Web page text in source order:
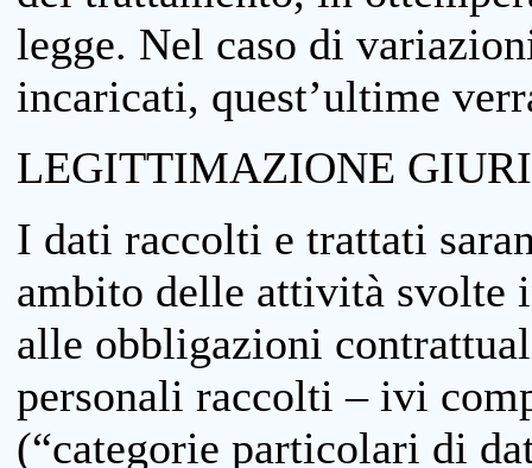
legge. Nel caso di
incaricati, quest’ultime
LEGITTIMAZIONE
I dati raccolti e trattati
ambito delle attività svolte
alle obbligazioni
personali raccolti – ivi
(“categorie particolari di